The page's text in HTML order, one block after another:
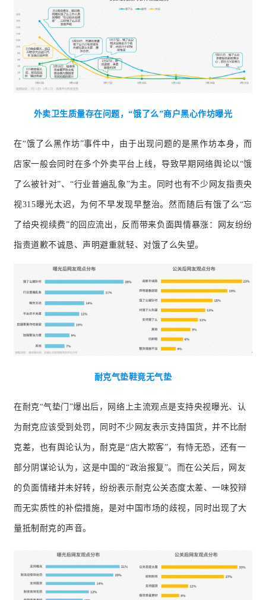
外卖卫生质量存在问题，“饿了么”商户黑心作坊曝光
在“饿了么黑作坊”事件中，由于出现问题的是黑作坊本身，而
店家一般会同时在多个外卖平台上线，导致早期网络舆论以“饿
了么被针对”、“行业普遍乱象”为主。同时也有不少网友指责央
视315曝光太迟，为何不早发现早整治。然而随后有饿了么“忘
了给央视续费”的回应流出，反而带来负面舆情暴涨：网友纷纷
指责道歉不诚恳、声明避重就轻、对饿了么失望。
耐克气垫鞋竟无气垫
在耐克“气垫门”爆出后，网络上主流观点是支持央视曝光、认
为耐克应该受到处罚，同时不少网友表示支持国货，并不比耐
克差，也有舆论认为，耐克是“店大欺客”，有恃无恐，还有一
部分阴谋论认为，这是中国的“政治报复”。而在公关后，网友
的负面情绪并未好转，纷纷表示耐克公关态度太差、一味狡辩
而无实质性的补偿措施，是对中国市场的歧视，同时出现了大
量抵制耐克的声音。